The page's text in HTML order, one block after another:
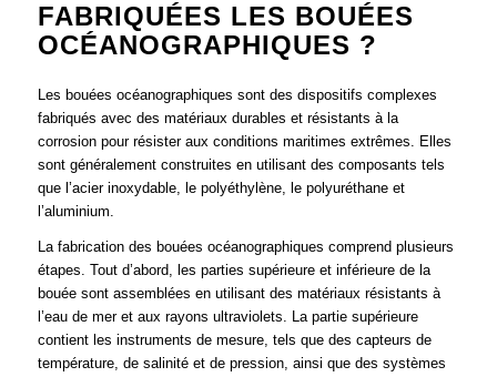
FABRIQUÉES LES BOUÉES
OCÉANOGRAPHIQUES ?
Les bouées océanographiques sont des dispositifs complexes
fabriqués avec des matériaux durables et résistants à la
corrosion pour résister aux conditions maritimes extrêmes. Elles
sont généralement construites en utilisant des composants tels
que l’acier inoxydable, le polyéthylène, le polyuréthane et
l’aluminium.
La fabrication des bouées océanographiques comprend plusieurs
étapes. Tout d’abord, les parties supérieure et inférieure de la
bouée sont assemblées en utilisant des matériaux résistants à
l’eau de mer et aux rayons ultraviolets. La partie supérieure
contient les instruments de mesure, tels que des capteurs de
température, de salinité et de pression, ainsi que des systèmes